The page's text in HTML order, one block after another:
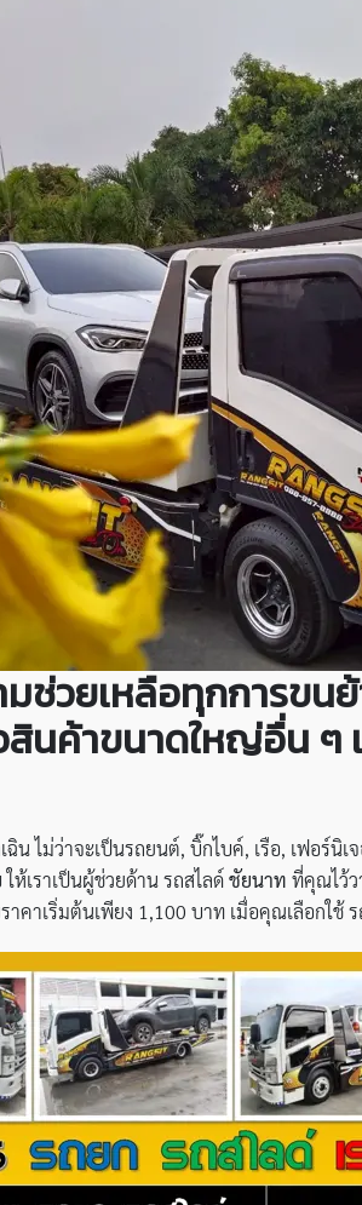
ช่วยเหลือทุกการขน
สินค้าขนาดใหญ่อื่น
น ไม่ว่าจะเป็นรถยนต์, บิ๊กไบค์, เรือ, เฟอร์
เราเป็นผู้ช่วยด้าน รถสไลด์ชัยนาท ที่คุณไว้ว
คาเริ่มต้นเพียง 1,100 บาท เมื่อคุณเลือกใช้ ร